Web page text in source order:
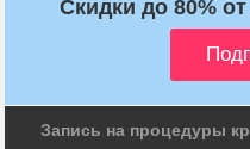
Скидки до 80%
Запись на процедуры